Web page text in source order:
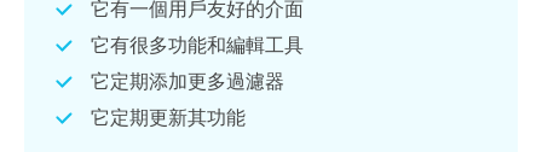
它有一個用戶友好的介面
它有很多功能和編輯工具
它定期添加更多過濾器
它定期更新其功能